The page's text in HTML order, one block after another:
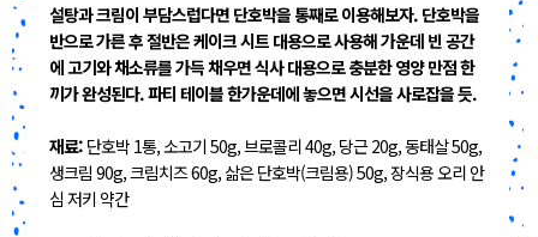
설탕과 크림이 부담스럽다면 단호박을 통째로 이용해보자. 단호박을
반으로 가른 후 절반은 케이크 시트 대용으로 사용해 가운데 빈 공간
에 고기와 채소류를 가득 채우면 식사 대용으로 충분한 영양 만점 한
끼가 완성된다. 파티 테이블 한가운데에 놓으면 시선을 사로잡을 듯.
재료: 단호박 1통, 소고기 50g, 브로콜리 40g, 당근 20g, 동태살 50g,
생크림 90g, 크림치즈 60g, 삶은 단호박(크림용) 50g, 장식용 오리 안
심 저키 약간